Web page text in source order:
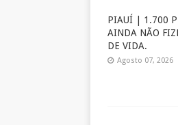
PIAUÍ | 1.700
AINDA NÃO
DE VIDA.
Agosto 07, 2026